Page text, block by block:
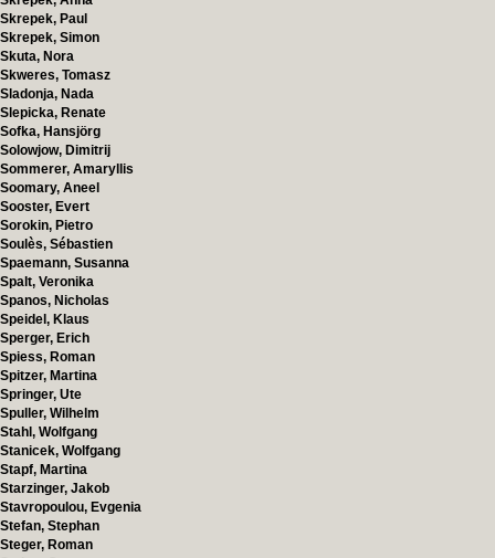
Skrepek, Paul
Skrepek, Simon
Skuta, Nora
Skweres, Tomasz
Sladonja, Nada
Slepicka, Renate
Sofka, Hansjörg
Solowjow, Dimitrij
Sommerer, Amaryllis
Soomary, Aneel
Sooster, Evert
Sorokin, Pietro
Soulès, Sébastien
Spaemann, Susanna
Spalt, Veronika
Spanos, Nicholas
Speidel, Klaus
Sperger, Erich
Spiess, Roman
Spitzer, Martina
Springer, Ute
Spuller, Wilhelm
Stahl, Wolfgang
Stanicek, Wolfgang
Stapf, Martina
Starzinger, Jakob
Stavropoulou, Evgenia
Stefan, Stephan
Steger, Roman